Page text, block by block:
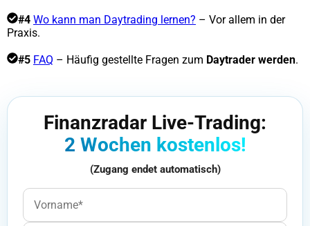
#4 Wo kann man Daytrading lernen? – Vor allem in der
Praxis.
#5 FAQ – Häufig gestellte Fragen zum Daytrader werden.
Finanzradar Live-Trading:
2 Wochen kostenlos!
(Zugang endet automatisch)